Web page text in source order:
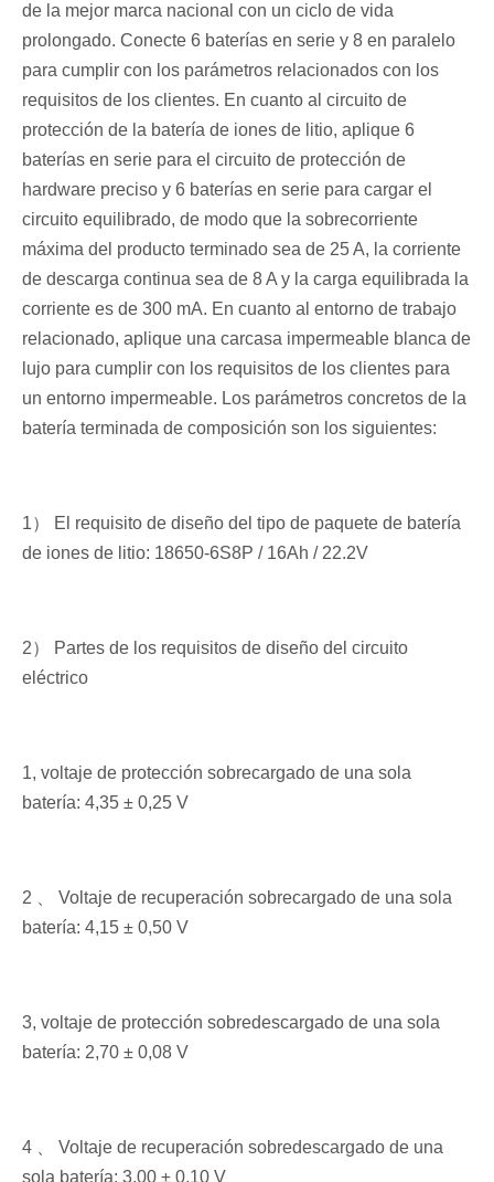
de la mejor marca nacional con un ciclo de vida
prolongado. Conecte 6 baterías en serie y 8 en paralelo
para cumplir con los parámetros relacionados con los
requisitos de los clientes. En cuanto al circuito de
protección de la batería de iones de litio, aplique 6
baterías en serie para el circuito de protección de
hardware preciso y 6 baterías en serie para cargar el
circuito equilibrado, de modo que la sobrecorriente
máxima del producto terminado sea de 25 A, la corriente
de descarga continua sea de 8 A y la carga equilibrada la
corriente es de 300 mA. En cuanto al entorno de trabajo
relacionado, aplique una carcasa impermeable blanca de
lujo para cumplir con los requisitos de los clientes para
un entorno impermeable. Los parámetros concretos de la
batería terminada de composición son los siguientes:
1） El requisito de diseño del tipo de paquete de batería
de iones de litio: 18650-6S8P / 16Ah / 22.2V
2） Partes de los requisitos de diseño del circuito
eléctrico
1, voltaje de protección sobrecargado de una sola
batería: 4,35 ± 0,25 V
2 、 Voltaje de recuperación sobrecargado de una sola
batería: 4,15 ± 0,50 V
3, voltaje de protección sobredescargado de una sola
batería: 2,70 ± 0,08 V
4 、 Voltaje de recuperación sobredescargado de una
sola batería: 3,00 ± 0,10 V